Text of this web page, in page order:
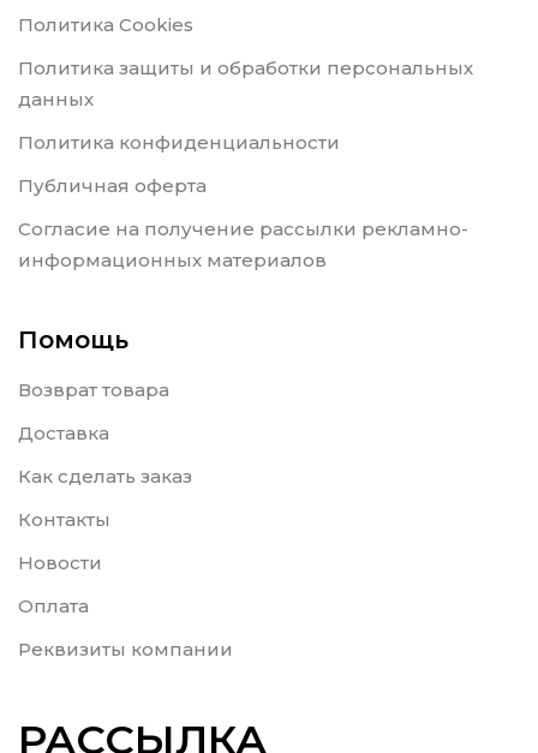
Политика Cookies
Политика защиты и обработки персональных
данных
Политика конфиденциальности
Публичная оферта
Согласие на получение рассылки рекламно-
информационных материалов
Помощь
Возврат товара
Доставка
Как сделать заказ
Контакты
Новости
Оплата
Реквизиты компании
РАССЫЛКА